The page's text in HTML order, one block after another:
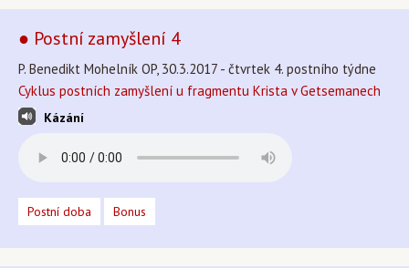
● Postní zamyšlení 4
P. Benedikt Mohelník OP, 30.3.2017 - čtvrtek 4. postního týdne
Cyklus postních zamyšlení u fragmentu Krista v Getsemanech
Kázání
Postní doba Bonus